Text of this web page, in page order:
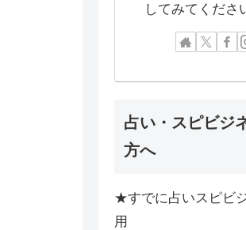
してみてくださ
占い・スピビジ
方へ
★すでに占いスピビ
用